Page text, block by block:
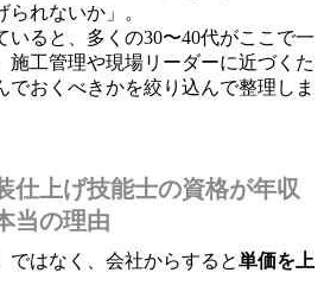
られないか」。
いると、多くの30〜40代がここで一
施工管理や現場リーダーに近づくた
でおくべきかを絞り込んで整理しま
仕上げ技能士の資格が年収
当の理由
ではなく、会社からすると単価を上